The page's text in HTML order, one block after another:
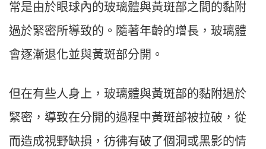
常是由於眼球內的玻璃體與黃斑部之間的黏附
過於緊密所導致的。隨著年齡的增長，玻璃體
會逐漸退化並與黃斑部分開。
但在有些人身上，玻璃體與黃斑部的黏附過於
緊密，導致在分開的過程中黃斑部被拉破，從
而造成視野缺損，彷彿有破了個洞或黑影的情